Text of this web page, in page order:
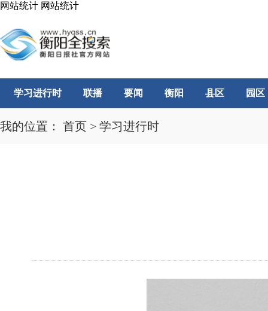
网站统计 网站统计
学习进行时 联播 要闻 衡阳 县区 园区
我的位置： 首页 > 学习进行时